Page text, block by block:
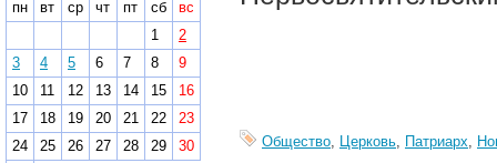
Общество, Церковь, Патриарх,
пн
вт ср чт пт сб
вс
1
2
3
4 5 6 7 8
9
10
11 12 13 14 15
16
17
18 19 20 21 22
23
24
25 26 27 28 29
30